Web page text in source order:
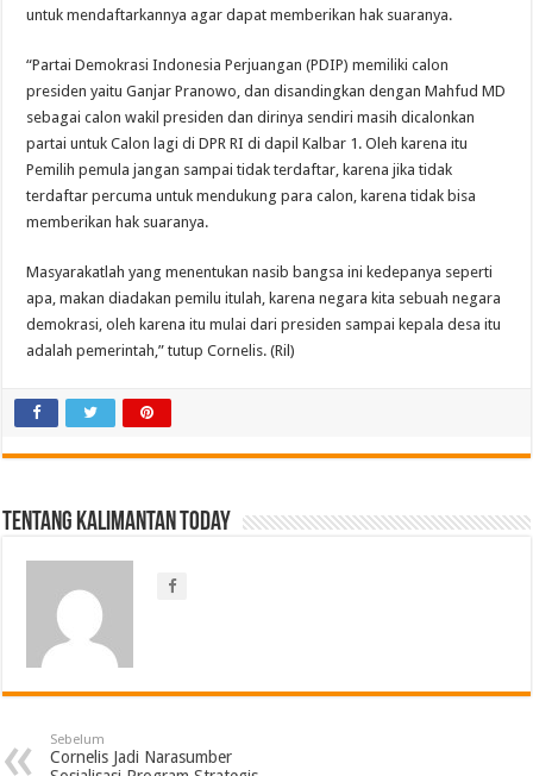
untuk mendaftarkannya agar dapat memberikan hak suaranya.
“Partai Demokrasi Indonesia Perjuangan (PDIP) memiliki calon
presiden yaitu Ganjar Pranowo, dan disandingkan dengan Mahfud MD
sebagai calon wakil presiden dan dirinya sendiri masih dicalonkan
partai untuk Calon lagi di DPR RI di dapil Kalbar 1. Oleh karena itu
Pemilih pemula jangan sampai tidak terdaftar, karena jika tidak
terdaftar percuma untuk mendukung para calon, karena tidak bisa
memberikan hak suaranya.
Masyarakatlah yang menentukan nasib bangsa ini kedepanya seperti
apa, makan diadakan pemilu itulah, karena negara kita sebuah negara
demokrasi, oleh karena itu mulai dari presiden sampai kepala desa itu
adalah pemerintah,” tutup Cornelis. (Ril)
Tentang Kalimantan Today
Sebelum
Cornelis Jadi Narasumber